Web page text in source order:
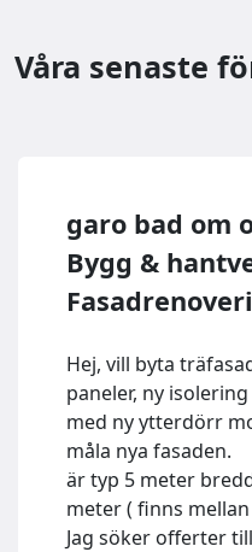
Våra senaste
garo bad om
Bygg &
Hej, vill byta
paneler, ny
med ny ytterdörr
måla nya fasaden.
är typ 5 meter
meter ( finns
Jag söker offerter